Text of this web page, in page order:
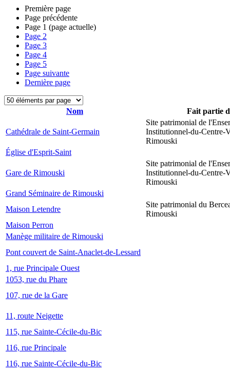
Première page
Page précédente
Page 1 (page actuelle)
Page 2
Page 3
Page 4
Page 5
Page suivante
Dernière page
Nom Fait partie
Cathédrale de Saint-Germain
Site patrimonial de
Institutionnel-du-Centre-
Rimouski
Église d'Esprit-Saint
Gare de Rimouski
Site patrimonial de
Institutionnel-du-Centre-
Rimouski
Grand Séminaire de Rimouski
Maison Letendre
Site patrimonial du
Rimouski
Maison Perron
Manège militaire de Rimouski
Pont couvert de Saint-Anaclet-de-Lessard
1, rue Principale Ouest
1053, rue du Phare
107, rue de la Gare
11, route Neigette
115, rue Sainte-Cécile-du-Bic
116, rue Principale
116, rue Sainte-Cécile-du-Bic